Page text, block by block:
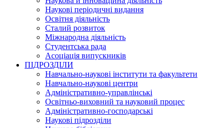
Наукові періодичні видання
Освітня діяльність
Сталий розвиток
Міжнародна діяльність
Студентська рада
Асоціація випускників
ПІДРОЗДІЛИ
Навчально-наукові інститути та факультети
Навчально-наукові центри
Адміністративно-управлінські
Освітньо-виховний та науковий процес
Адміністративно-господарські
Наукові підрозділи